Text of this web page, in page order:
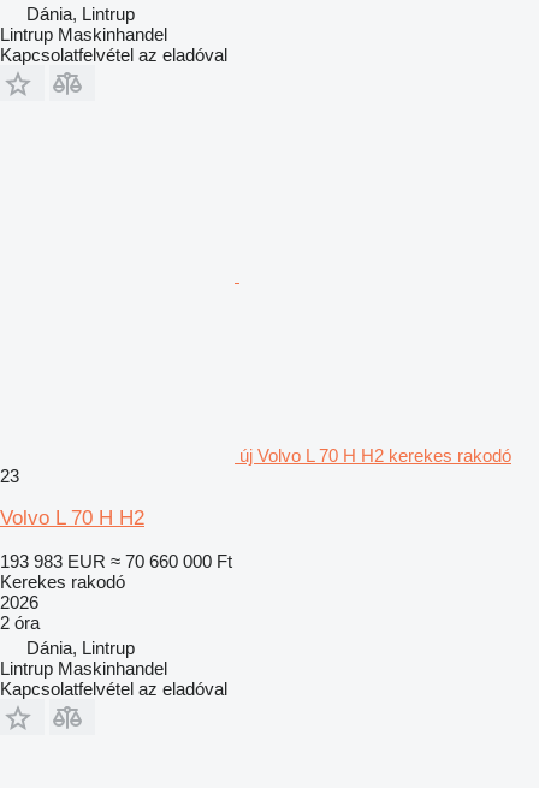
Dánia, Lintrup
Lintrup Maskinhandel
Kapcsolatfelvétel az eladóval
új Volvo L 70 H H2 kerekes rakodó
23
Volvo L 70 H H2
193 983 EUR ≈ 70 660 000 Ft
Kerekes rakodó
2026
2 óra
Dánia, Lintrup
Lintrup Maskinhandel
Kapcsolatfelvétel az eladóval